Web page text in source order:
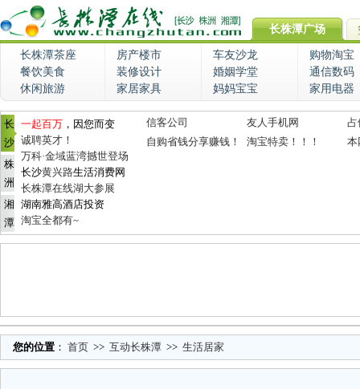
长株潭广场
长株潭茶座 房产楼市 车友沙龙
购物淘宝
餐饮美食
装修设计 婚姻学堂
通信数码
休闲旅游
家居家具 妈妈宝宝 家用电器
长
沙
株
洲
湘
潭
一起百万 ，因您而变
诚聘英才！
万科·金域蓝湾撼世登场
长沙黄兴路生活消费网
长株潭在线湖大参展
湖南雅高酒店投资
淘宝全都有~
信客公司 友人手机网
占
自购省钱分享赚钱！
淘宝特卖！！！ 本
您的位置 ： 首页 >> 互动长株潭 >> 生活居家